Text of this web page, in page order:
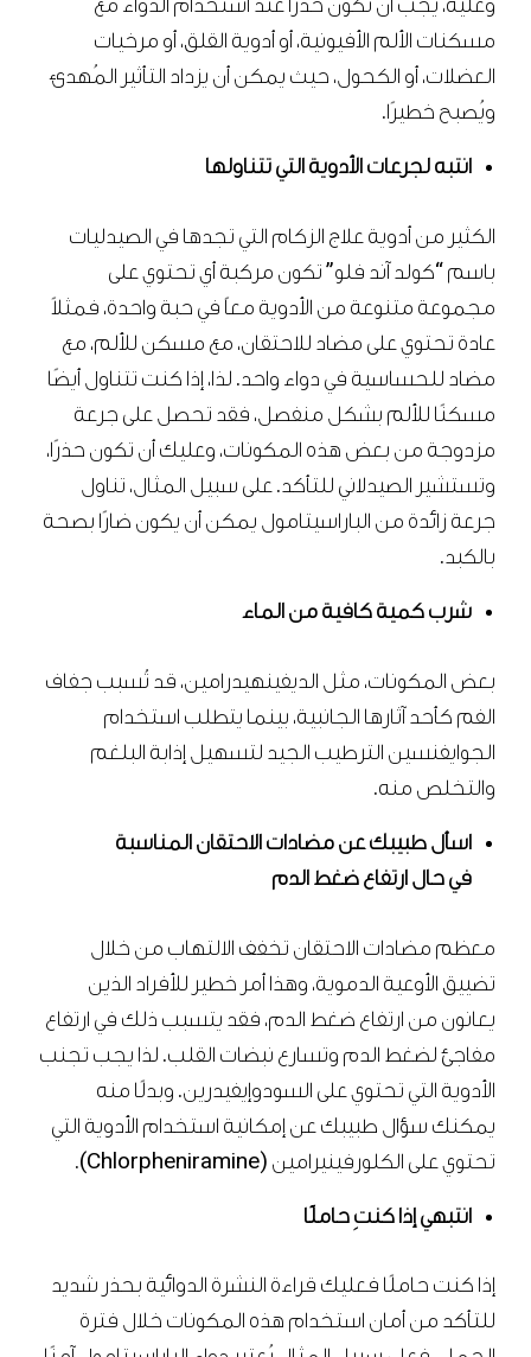
وعليه، يجب أن تكون حذرًا عند استخدام الدواء مع
مسكنات الألم الأفيونية، أو أدوية القلق، أو مرخيات
العضلات، أو الكحول، حيث يمكن أن يزداد التأثير المُهدئ
ويُصبح خطيرًا.
انتبه لجرعات الأدوية التي تتناولها
الكثير من أدوية علاج الزكام التي تجدها في الصيدليات
باسم “كولد آند فلو” تكون مركبة أي تحتوي على
مجموعة متنوعة من الأدوية معاً في حبة واحدة، فمثلاً
عادة تحتوي على مضاد للاحتقان، مع مسكن للألم، مع
مضاد للحساسية في دواء واحد. لذا، إذا كنت تتناول أيضًا
مسكنًا للألم بشكل منفصل، فقد تحصل على جرعة
مزدوجة من بعض هذه المكونات، وعليك أن تكون حذرًا،
وتستشير الصيدلاني للتأكد. على سبيل المثال، تناول
جرعة زائدة من الباراسيتامول يمكن أن يكون ضارًا بصحة
بالكبد.
شرب كمية كافية من الماء
بعض المكونات، مثل الديفينهيدرامين، قد تُسبب جفاف
الفم كأحد آثارها الجانبية، بينما يتطلب استخدام
الجوايفنسين الترطيب الجيد لتسهيل إذابة البلغم
والتخلص منه.
اسأل طبيبك عن مضادات الاحتقان المناسبة
في حال ارتفاع ضغط الدم
معظم مضادات الاحتقان تخفف الالتهاب من خلال
تضييق الأوعية الدموية، وهذا أمر خطير للأفراد الذين
يعانون من ارتفاع ضغط الدم، فقد يتسبب ذلك في ارتفاع
مفاجئ لضغط الدم وتسارع نبضات القلب. لذا يجب تجنب
الأدوية التي تحتوي على السودوإيفيدرين. وبدلًا منه
يمكنك سؤال طبيبك عن إمكانية استخدام الأدوية التي
تحتوي على الكلورفينيرامين (Chlorpheniramine).
انتبهي إذا كنتِ حاملًا
إذا كنت حاملًا فعليك قراءة النشرة الدوائية بحذر شديد
للتأكد من أمان استخدام هذه المكونات خلال فترة